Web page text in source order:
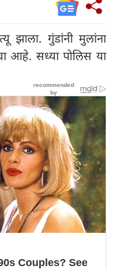
झाला. गुंडांनी मुलांना
आहे. सध्या पोलिस या